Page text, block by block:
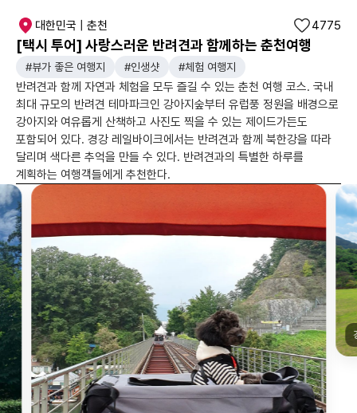
대한민국 | 춘천
[택시 투어] 사랑스러운 반려견과 함께하는 춘천여행
4775
#뷰가 좋은 여행지 #인생샷 #체험 여행지
반려견과 함께 자연과 체험을 모두 즐길 수 있는 춘천 여행 코스. 국내
최대 규모의 반려견 테마파크인 강아지숲부터 유럽풍 정원을 배경으로
강아지와 여유롭게 산책하고 사진도 찍을 수 있는 제이드가든도
포함되어 있다. 경강 레일바이크에서는 반려견과 함께 북한강을 따라
달리며 색다른 추억을 만들 수 있다. 반려견과의 특별한 하루를
계획하는 여행객들에게 추천한다.
강아지 숲|web-site